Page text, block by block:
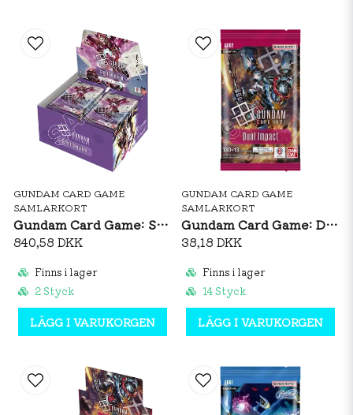
GUNDAM CARD GAME
SAMLARKORT
Gundam Card Game: Steel Requiem GD03 Booster Box
840,58 DKK
Finns i lager
2 Styck
LÄGG I VARUKORGEN
GUNDAM CARD GAME
SAMLARKORT
Gundam Card Game: Dual Impact GD02 Booster Pack
38,18 DKK
Finns i lager
14 Styck
LÄGG I VARUKORGEN